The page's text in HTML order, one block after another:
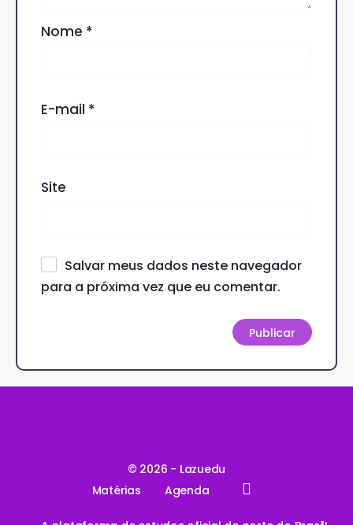
Nome *
E-mail *
Site
Salvar meus dados neste navegador
para a próxima vez que eu comentar.
© 2026 - Lazuedu
Matérias
Agenda